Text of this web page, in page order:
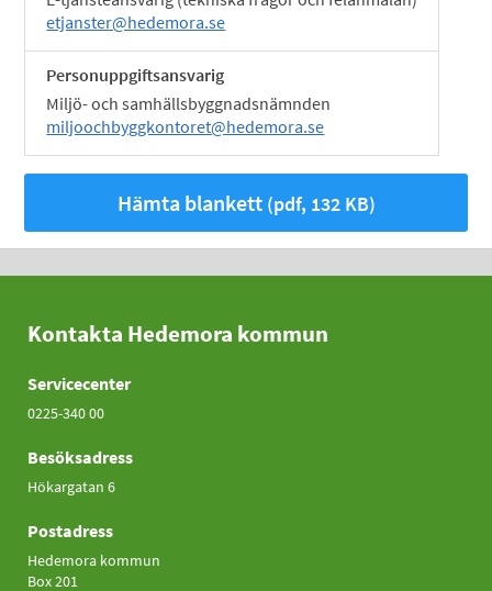
etjanster@hedemora.se
Personuppgiftsansvarig
Miljö- och samhällsbyggnadsnämnden
miljoochbyggkontoret@hedemora.se
Hämta blankett(pdf, 132 KB)
Kontakta Hedemora kommun
Servicecenter
0225-340 00
Besöksadress
Hökargatan 6
Postadress
Hedemora kommun
Box 201